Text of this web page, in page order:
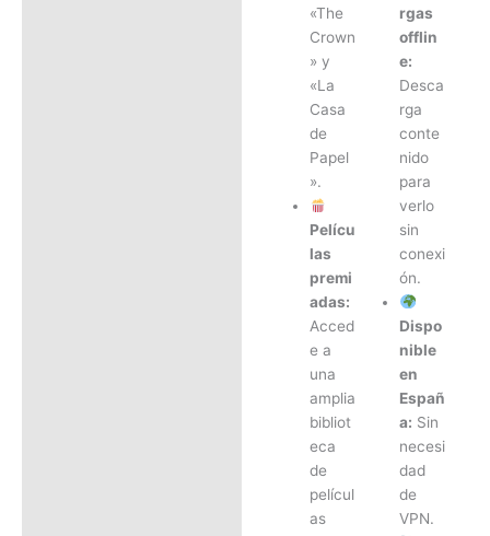
«The
Crown
» y
«La
Casa
de
Papel
».
Pelícu
las
premi
adas:
Acced
e a
una
amplia
bibliot
eca
de
películ
as
rgas
offlin
e:
Desca
rga
conte
nido
para
verlo
sin
conexi
ón.
Dispo
nible
en
Españ
a: Sin
necesi
dad
de
VPN.